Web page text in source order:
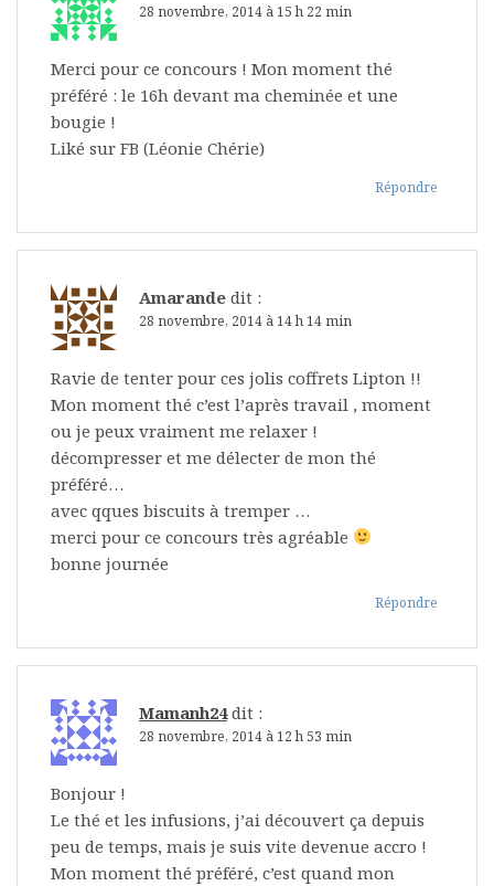
28 novembre, 2014 à 15 h 22 min
Merci pour ce concours ! Mon moment thé
préféré : le 16h devant ma cheminée et une
bougie !
Liké sur FB (Léonie Chérie)
Répondre
Amarande dit :
28 novembre, 2014 à 14 h 14 min
Ravie de tenter pour ces jolis coffrets Lipton !!
Mon moment thé c’est l’après travail , moment
ou je peux vraiment me relaxer !
décompresser et me délecter de mon thé
préféré…
avec qques biscuits à tremper …
merci pour ce concours très agréable
bonne journée
Répondre
Mamanh24 dit :
28 novembre, 2014 à 12 h 53 min
Bonjour !
Le thé et les infusions, j’ai découvert ça depuis
peu de temps, mais je suis vite devenue accro !
Mon moment thé préféré, c’est quand mon